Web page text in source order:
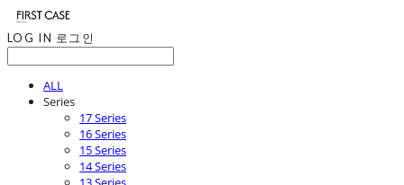
LOG IN 로그인
ALL
Series
17 Series
16 Series
15 Series
14 Series